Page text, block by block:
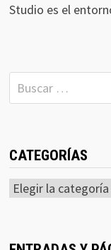
Studio es el
Buscar:
CATEGORÍAS
Categorías